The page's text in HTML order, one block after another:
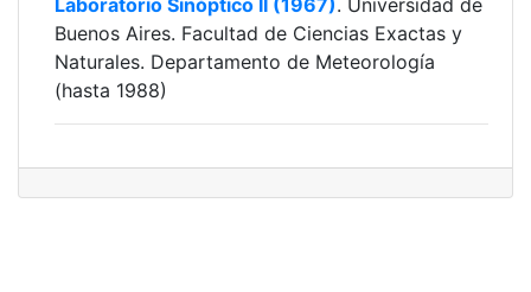
Laboratorio Sinóptico II (1967). Universidad de
Buenos Aires. Facultad de Ciencias Exactas y
Naturales. Departamento de Meteorología
(hasta 1988)